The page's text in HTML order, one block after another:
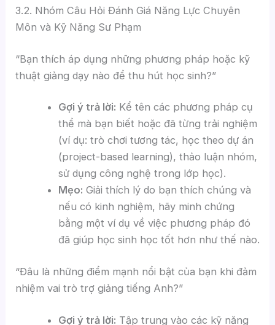
3.2. Nhóm Câu Hỏi Đánh Giá Năng Lực Chuyên
Môn và Kỹ Năng Sư Phạm
“Bạn thích áp dụng những phương pháp hoặc kỹ
thuật giảng dạy nào để thu hút học sinh?”
Gợi ý trả lời: Kể tên các phương pháp cụ
thể mà bạn biết hoặc đã từng trải nghiệm
(ví dụ: trò chơi tương tác, học theo dự án
(project-based learning), thảo luận nhóm,
sử dụng công nghệ trong lớp học).
Mẹo: Giải thích lý do bạn thích chúng và
nếu có kinh nghiệm, hãy minh chứng
bằng một ví dụ về việc phương pháp đó
đã giúp học sinh học tốt hơn như thế nào.
“Đâu là những điểm mạnh nổi bật của bạn khi đảm
nhiệm vai trò trợ giảng tiếng Anh?”
Gợi ý trả lời: Tập trung vào các kỹ năng